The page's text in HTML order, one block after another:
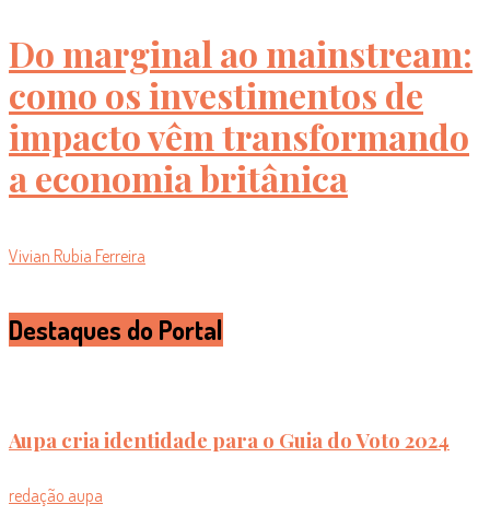
Do marginal ao mainstream:
como os investimentos de
impacto vêm transformando
a economia britânica
Vivian Rubia Ferreira
Destaques do Portal
Aupa cria identidade para o Guia do Voto 2024
redação aupa